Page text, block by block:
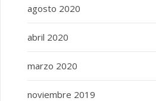
agosto 2020
abril 2020
marzo 2020
noviembre 2019